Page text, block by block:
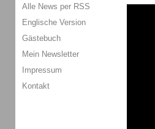
Alle News per RSS
Englische Version
Gästebuch
Mein Newsletter
Impressum
Kontakt